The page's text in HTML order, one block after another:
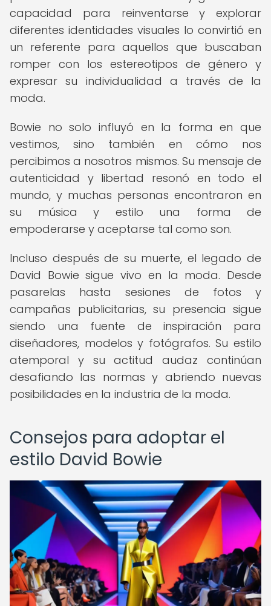
capacidad para reinventarse y explorar
diferentes identidades visuales lo convirtió en
un referente para aquellos que buscaban
romper con los estereotipos de género y
expresar su individualidad a través de la
moda.
Bowie no solo influyó en la forma en que
vestimos, sino también en cómo nos
percibimos a nosotros mismos. Su mensaje de
autenticidad y libertad resonó en todo el
mundo, y muchas personas encontraron en
su música y estilo una forma de
empoderarse y aceptarse tal como son.
Incluso después de su muerte, el legado de
David Bowie sigue vivo en la moda. Desde
pasarelas hasta sesiones de fotos y
campañas publicitarias, su presencia sigue
siendo una fuente de inspiración para
diseñadores, modelos y fotógrafos. Su estilo
atemporal y su actitud audaz continúan
desafiando las normas y abriendo nuevas
posibilidades en la industria de la moda.
Consejos para adoptar el
estilo David Bowie